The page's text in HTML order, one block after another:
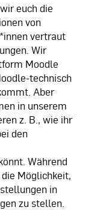
euch die
von
vertraut
Wir
Moodle
technisch
Aber
in unserem
z. B., wie ihr
den
Während
Möglichkeit,
in
zu stellen.